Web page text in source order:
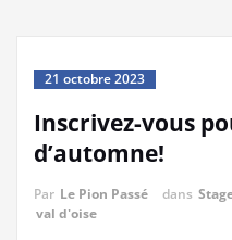
21 octobre 2023
Inscrivez-vous
d’automne!
Par Le Pion Passé dans
val d'oise